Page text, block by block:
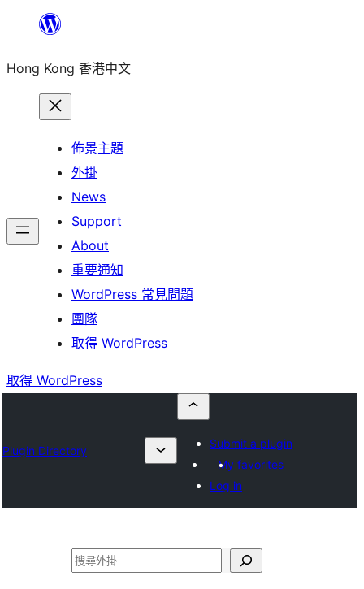
主
Hong Kong 香港中文
佈景主題
外掛
News
Support
About
重要通知
WordPress 常見問題
團隊
取得 WordPress
取得 WordPress
Plugin Directory
Submit a plugin
My favorites
Log in
搜